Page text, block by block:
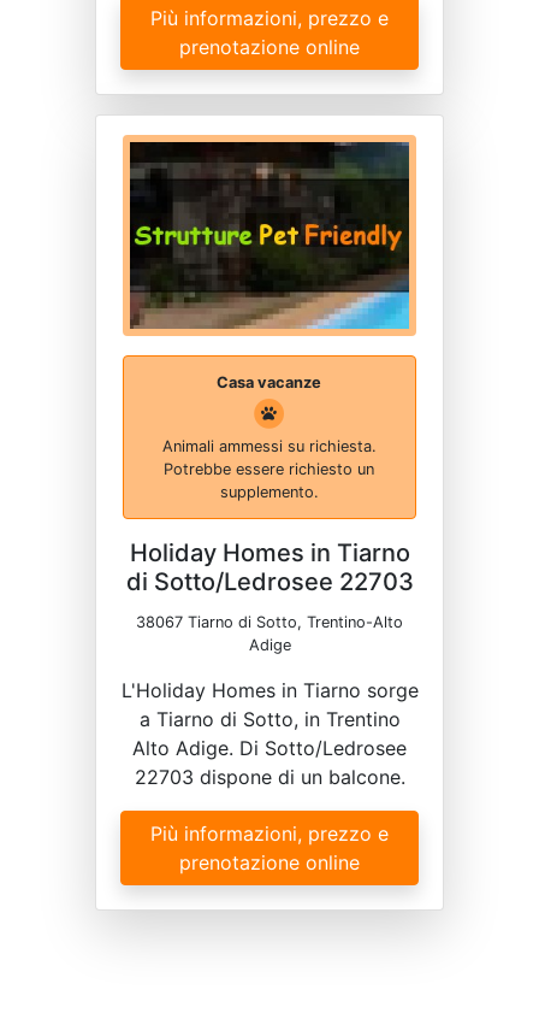
Più informazioni, prezzo e
prenotazione online
Casa vacanze
Animali ammessi su richiesta.
Potrebbe essere richiesto un
supplemento.
Holiday Homes in Tiarno
di Sotto/Ledrosee 22703
38067 Tiarno di Sotto, Trentino-Alto
Adige
L'Holiday Homes in Tiarno sorge
a Tiarno di Sotto, in Trentino
Alto Adige. Di Sotto/Ledrosee
22703 dispone di un balcone.
Più informazioni, prezzo e
prenotazione online